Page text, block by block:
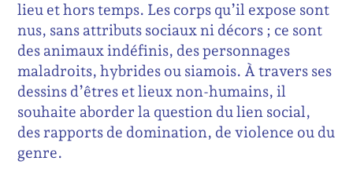
lieu et hors temps. Les corps qu’il expose sont
nus, sans attributs sociaux ni décors ; ce sont
des animaux indéfinis, des personnages
maladroits, hybrides ou siamois. À travers ses
dessins d’êtres et lieux non-humains, il
souhaite aborder la question du lien social,
des rapports de domination, de violence ou du
genre.